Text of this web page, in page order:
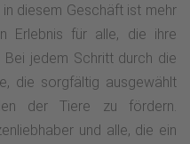
diesem Geschäft ist mehr
Erlebnis für alle, die ihre
jedem Schritt durch die
die sorgfältig ausgewählt
der Tiere zu fördern.
und alle, die ein